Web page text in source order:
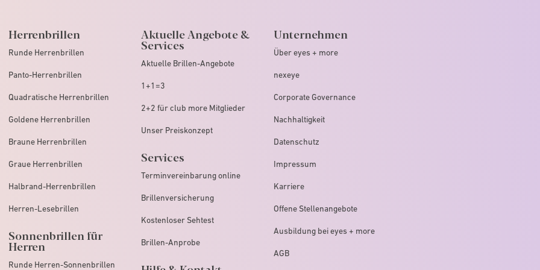
Herrenbrillen
Runde Herrenbrillen
Panto-Herrenbrillen
Quadratische Herrenbrillen
Goldene Herrenbrillen
Braune Herrenbrillen
Graue Herrenbrillen
Halbrand-Herrenbrillen
Herren-Lesebrillen
Sonnenbrillen für
Herren
Runde Herren-Sonnenbrillen
Aktuelle Angebote &
Services
Aktuelle Brillen-Angebote
1+1=3
2+2 für club more Mitglieder
Unser Preiskonzept
Services
Terminvereinbarung online
Brillenversicherung
Kostenloser Sehtest
Brillen-Anprobe
Unternehmen
Über eyes + more
nexeye
Corporate Governance
Nachhaltigkeit
Datenschutz
Impressum
Karriere
Offene Stellenangebote
Ausbildung bei eyes + more
AGB